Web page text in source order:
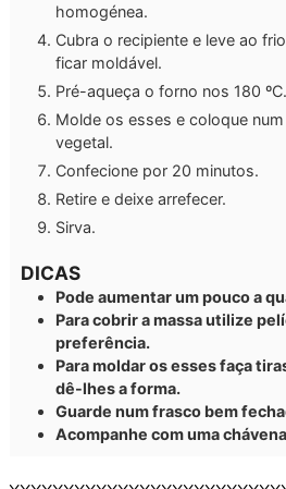
homogénea.
Cubra o recipiente e leve ao
ficar moldável.
Pré-aqueça o forno nos 180 ºC.
Molde os esses e coloque
vegetal.
Confecione por 20 minutos.
Retire e deixe arrefecer.
Sirva.
DICAS
Pode aumentar um pouco a
Para cobrir a massa utilize
preferência.
Para moldar os esses faça
dê-lhes a forma.
Guarde num frasco bem
Acompanhe com uma